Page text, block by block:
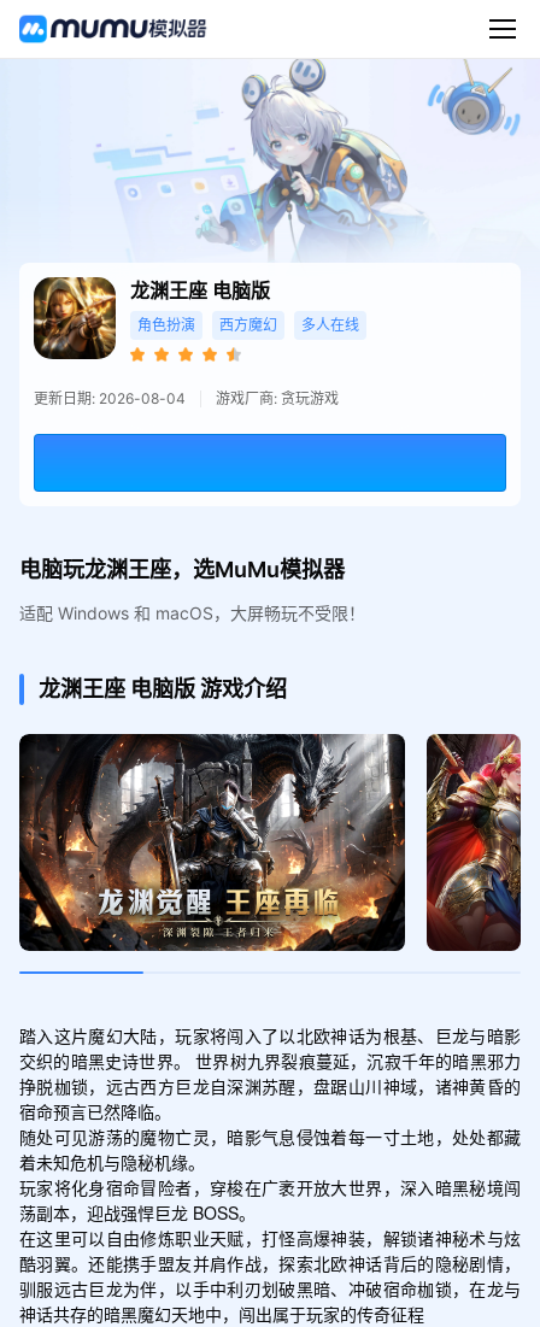
龙渊王座 电脑版
角色扮演 西方魔幻 多人在线
更新日期: 2026-08-04 游戏厂商: 贪玩游戏
电脑玩龙渊王座，选MuMu模拟器
适配 Windows 和 macOS，大屏畅玩不受限！
龙渊王座 电脑版游戏介绍
踏入这片魔幻大陆，玩家将闯入了以北欧神话为根基、巨龙与暗影
交织的暗黑史诗世界。 世界树九界裂痕蔓延，沉寂千年的暗黑邪力
挣脱枷锁，远古西方巨龙自深渊苏醒，盘踞山川神域，诸神黄昏的
宿命预言已然降临。
随处可见游荡的魔物亡灵，暗影气息侵蚀着每一寸土地，处处都藏
着未知危机与隐秘机缘。
玩家将化身宿命冒险者，穿梭在广袤开放大世界，深入暗黑秘境闯
荡副本，迎战强悍巨龙 BOSS。
在这里可以自由修炼职业天赋，打怪高爆神装，解锁诸神秘术与炫
酷羽翼。还能携手盟友并肩作战，探索北欧神话背后的隐秘剧情，
驯服远古巨龙为伴，以手中利刃划破黑暗、冲破宿命枷锁，在龙与
神话共存的暗黑魔幻天地中，闯出属于玩家的传奇征程